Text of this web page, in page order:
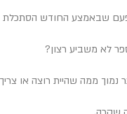
שבאמצע החודש הסתכלת
לא משביע רצון?
נמוך ממה שהיית רוצה או